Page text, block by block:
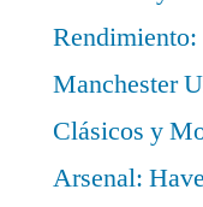
Manchester
Clásicos y
Arsenal: